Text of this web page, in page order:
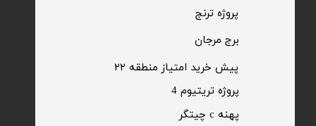
​پروژه ترنج
برج مرجان
پیش خرید امتیاز منطقه ۲۲​​​​​​​
پهنه c چیتگر
پروژه تریتیوم 4